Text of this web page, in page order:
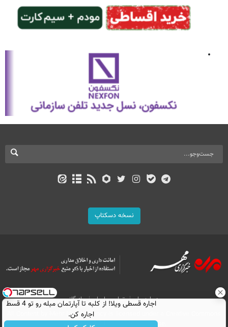
نسخه دسکتاپ
درباره ما تماس با ما
بازرگانی
All Content by Mehr News Agency is licensed under a Creative Commons
Attribution 4.0 International License.
اجاره‌ قسطی ویلا! از کلبه تا آپارتمان مبله رو تو 4 قسط
اجاره کن.